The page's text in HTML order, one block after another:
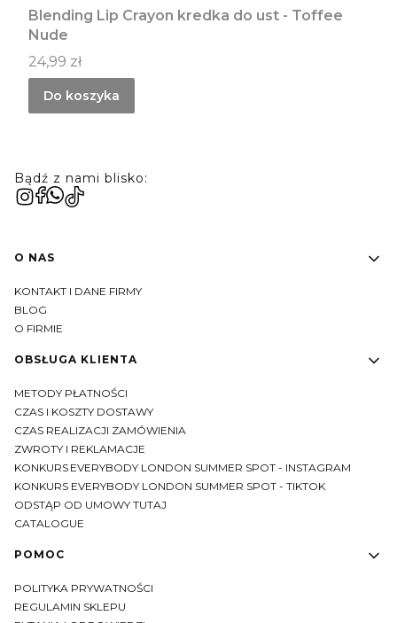
Blending Lip Crayon kredka do ust - Toffee
Nude
Cena
24,99 zł
Do koszyka
Bądź z nami blisko:
Linki w stopce
O NAS
KONTAKT I DANE FIRMY
BLOG
O FIRMIE
OBSŁUGA KLIENTA
METODY PŁATNOŚCI
CZAS I KOSZTY DOSTAWY
CZAS REALIZACJI ZAMÓWIENIA
ZWROTY I REKLAMACJE
KONKURS EVERYBODY LONDON SUMMER SPOT - INSTAGRAM
KONKURS EVERYBODY LONDON SUMMER SPOT - TIKTOK
ODSTĄP OD UMOWY TUTAJ
CATALOGUE
POMOC
POLITYKA PRYWATNOŚCI
REGULAMIN SKLEPU